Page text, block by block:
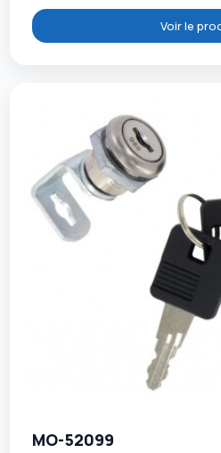
Voir le
MO-52099